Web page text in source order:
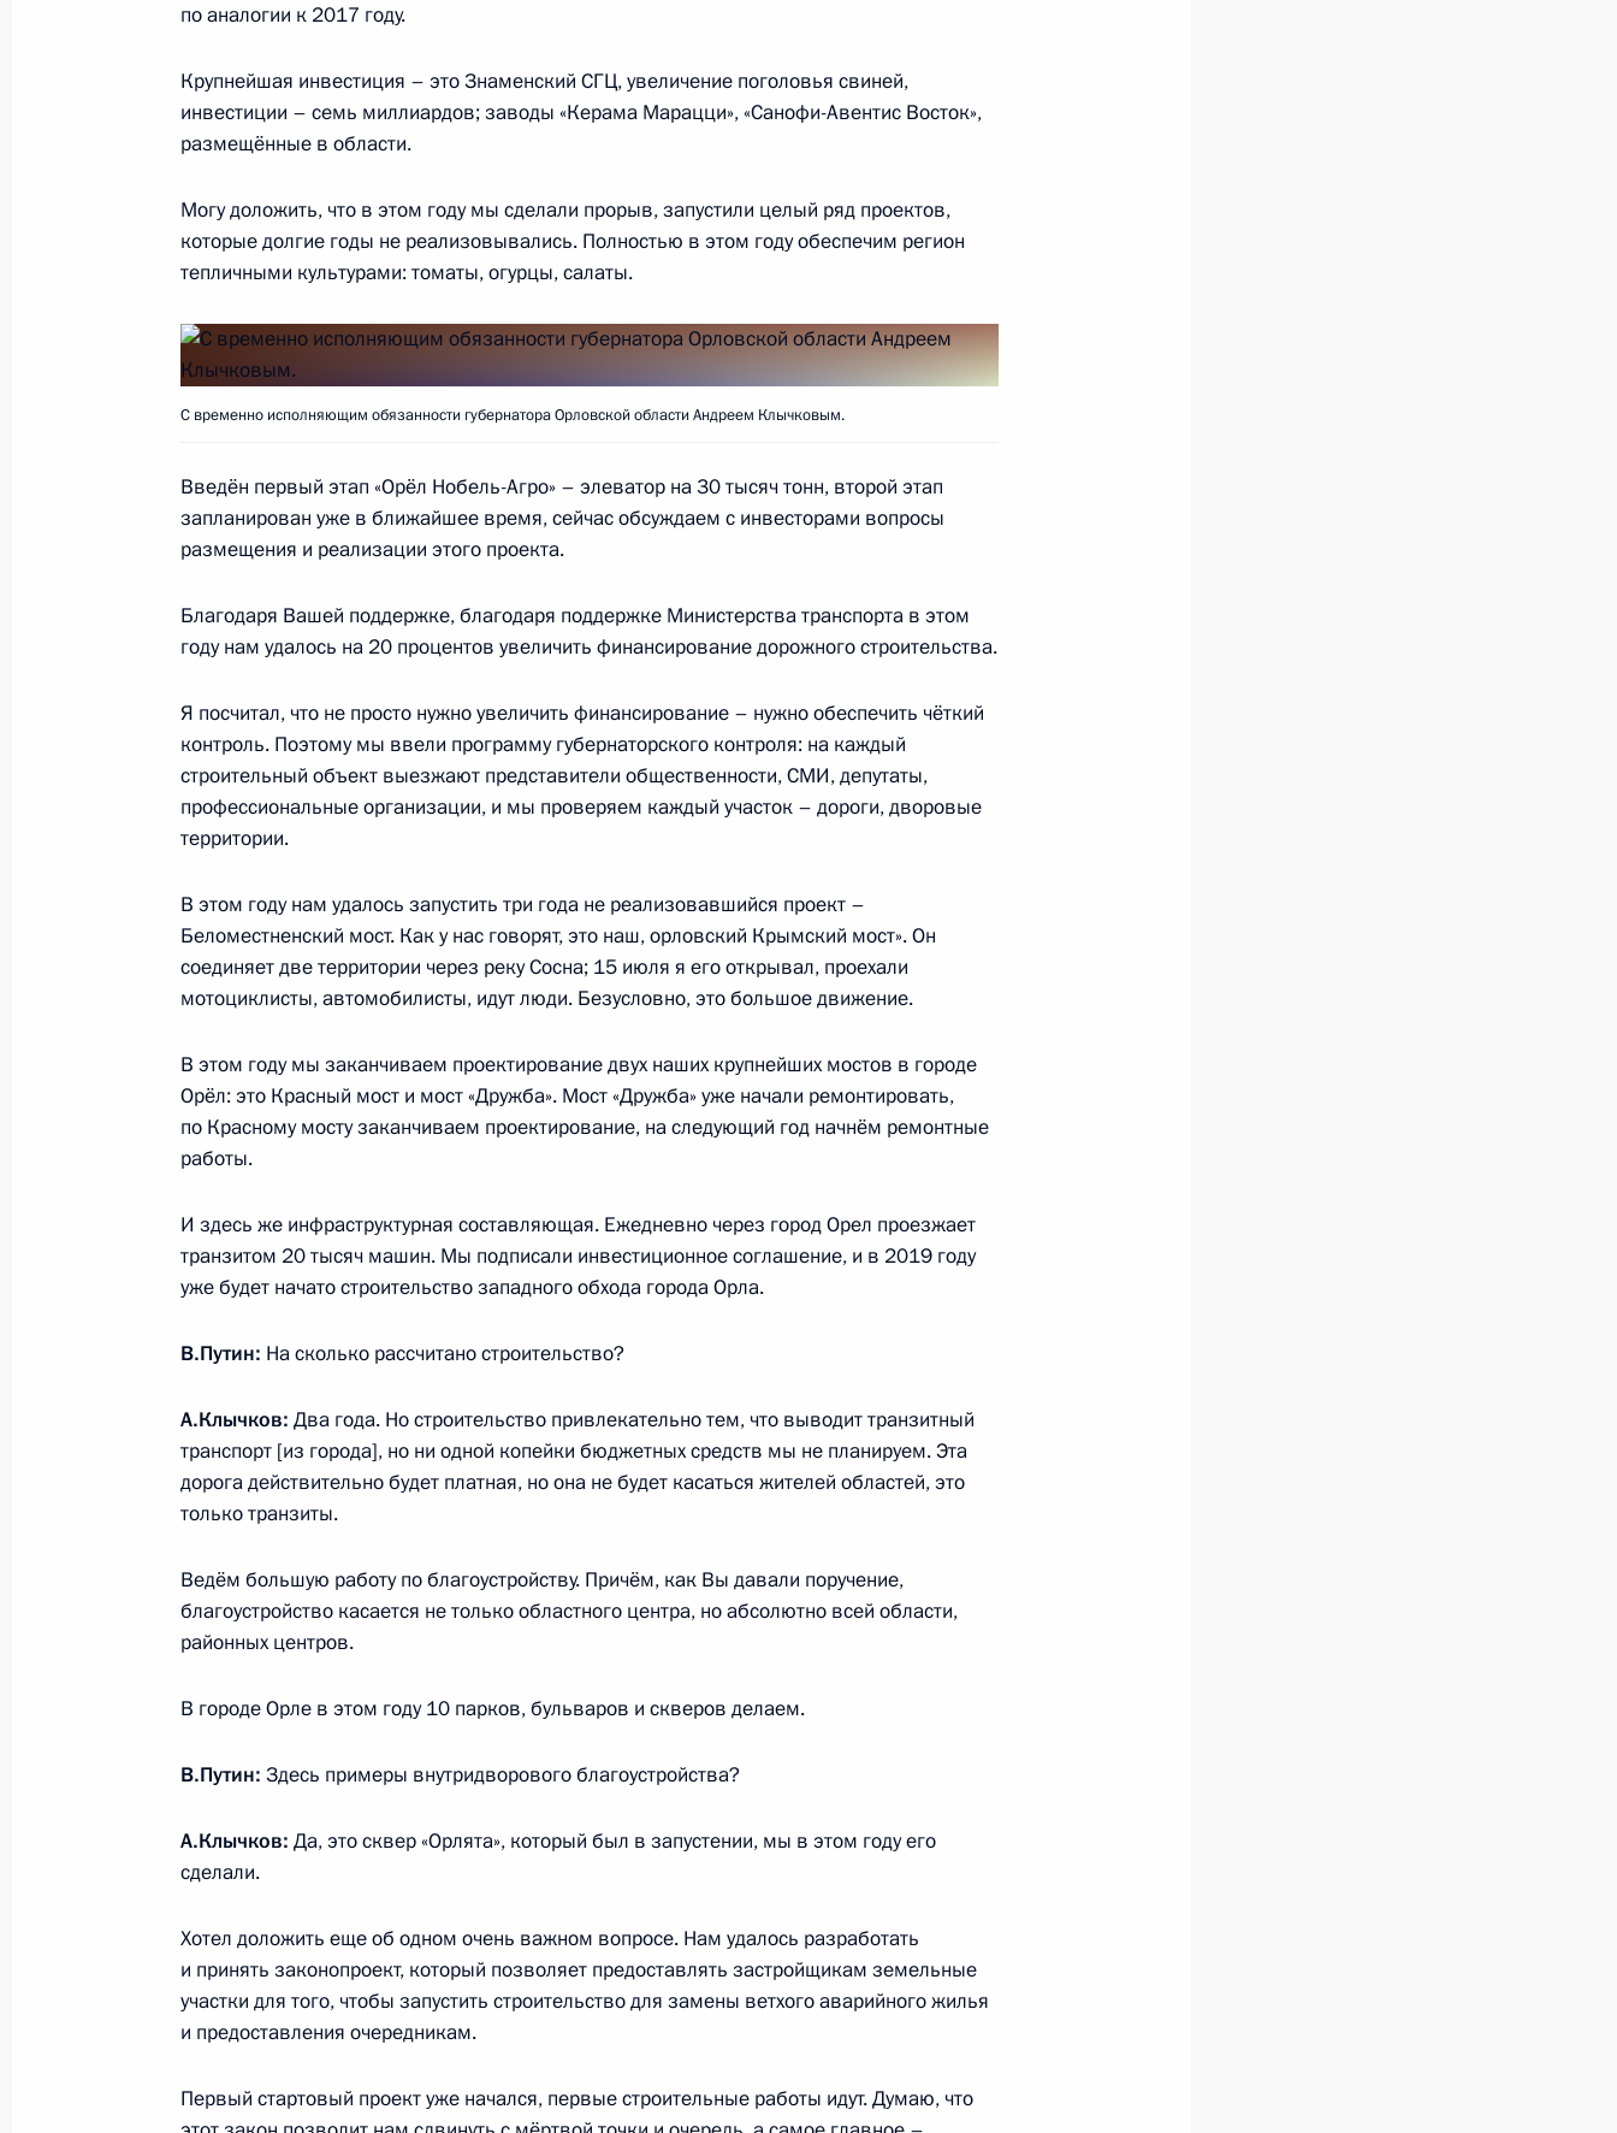
Госсовета по вопросам опережающего социально-
экономического развития Дальнего Востока
20 августа 2018 года, 15:00
Совещание с постоянными членами Совета Безопасности
Перечень поручений по вопросам организации закупок кресел-
14 августа 2018 года, 18:00
13 августа 2018 года, 14:15
Перечень поручений по итогам совещания с членами
Правительства
10 августа 2018 года, 18:00
Встреча с врио главы Тюменской области Александром Моором
6 августа 2018 года, 13:30
Подписан закон о ратификации Соглашения о взаимном
признании льгот и гарантий для участников и инвалидов
Великой Отечественной войны, участников боевых действий
на территории других государств, семей погибших
3 августа 2018 года, 17:05
Рабочая встреча с врио главы Ненецкого автономного округа
31 июля 2018 года, 13:30
Шпортом
25 июля 2018 года, 13:30
26 июля 2026 года
Разделы сайта
Президента
Информационные
ресурсы
Официальные
сетевые ресурсы
Правовая и
техническая
по аналогии к 2017 году.
Крупнейшая инвестиция – это Знаменский СГЦ, увеличение поголовья свиней,
инвестиции – семь миллиардов; заводы «Керама Марацци», «Санофи-Авентис Восток»,
размещённые в области.
Могу доложить, что в этом году мы сделали прорыв, запустили целый ряд проектов,
которые долгие годы не реализовывались. Полностью в этом году обеспечим регион
тепличными культурами: томаты, огурцы, салаты.
С временно исполняющим обязанности губернатора Орловской области Андреем Клычковым.
Введён первый этап «Орёл Нобель-Агро» – элеватор на 30 тысяч тонн, второй этап
запланирован уже в ближайшее время, сейчас обсуждаем с инвесторами вопросы
размещения и реализации этого проекта.
Благодаря Вашей поддержке, благодаря поддержке Министерства транспорта в этом
году нам удалось на 20 процентов увеличить финансирование дорожного строительства.
Я посчитал, что не просто нужно увеличить финансирование – нужно обеспечить чёткий
контроль. Поэтому мы ввели программу губернаторского контроля: на каждый
строительный объект выезжают представители общественности, СМИ, депутаты,
профессиональные организации, и мы проверяем каждый участок – дороги, дворовые
территории.
В этом году нам удалось запустить три года не реализовавшийся проект –
Беломестненский мост. Как у нас говорят, это наш, орловский Крымский мост». Он
соединяет две территории через реку Сосна; 15 июля я его открывал, проехали
мотоциклисты, автомобилисты, идут люди. Безусловно, это большое движение.
В этом году мы заканчиваем проектирование двух наших крупнейших мостов в городе
Орёл: это Красный мост и мост «Дружба». Мост «Дружба» уже начали ремонтировать,
по Красному мосту заканчиваем проектирование, на следующий год начнём ремонтные
работы.
И здесь же инфраструктурная составляющая. Ежедневно через город Орел проезжает
транзитом 20 тысяч машин. Мы подписали инвестиционное соглашение, и в 2019 году
уже будет начато строительство западного обхода города Орла.
В.Путин: На сколько рассчитано строительство?
А.Клычков: Два года. Но строительство привлекательно тем, что выводит транзитный
транспорт [из города], но ни одной копейки бюджетных средств мы не планируем. Эта
дорога действительно будет платная, но она не будет касаться жителей областей, это
только транзиты.
Ведём большую работу по благоустройству. Причём, как Вы давали поручение,
благоустройство касается не только областного центра, но абсолютно всей области,
районных центров.
В городе Орле в этом году 10 парков, бульваров и скверов делаем.
В.Путин: Здесь примеры внутридворового благоустройства?
А.Клычков: Да, это сквер «Орлята», который был в запустении, мы в этом году его
сделали.
Хотел доложить еще об одном очень важном вопросе. Нам удалось разработать
и принять законопроект, который позволяет предоставлять застройщикам земельные
участки для того, чтобы запустить строительство для замены ветхого аварийного жилья
и предоставления очередникам.
Первый стартовый проект уже начался, первые строительные работы идут. Думаю, что